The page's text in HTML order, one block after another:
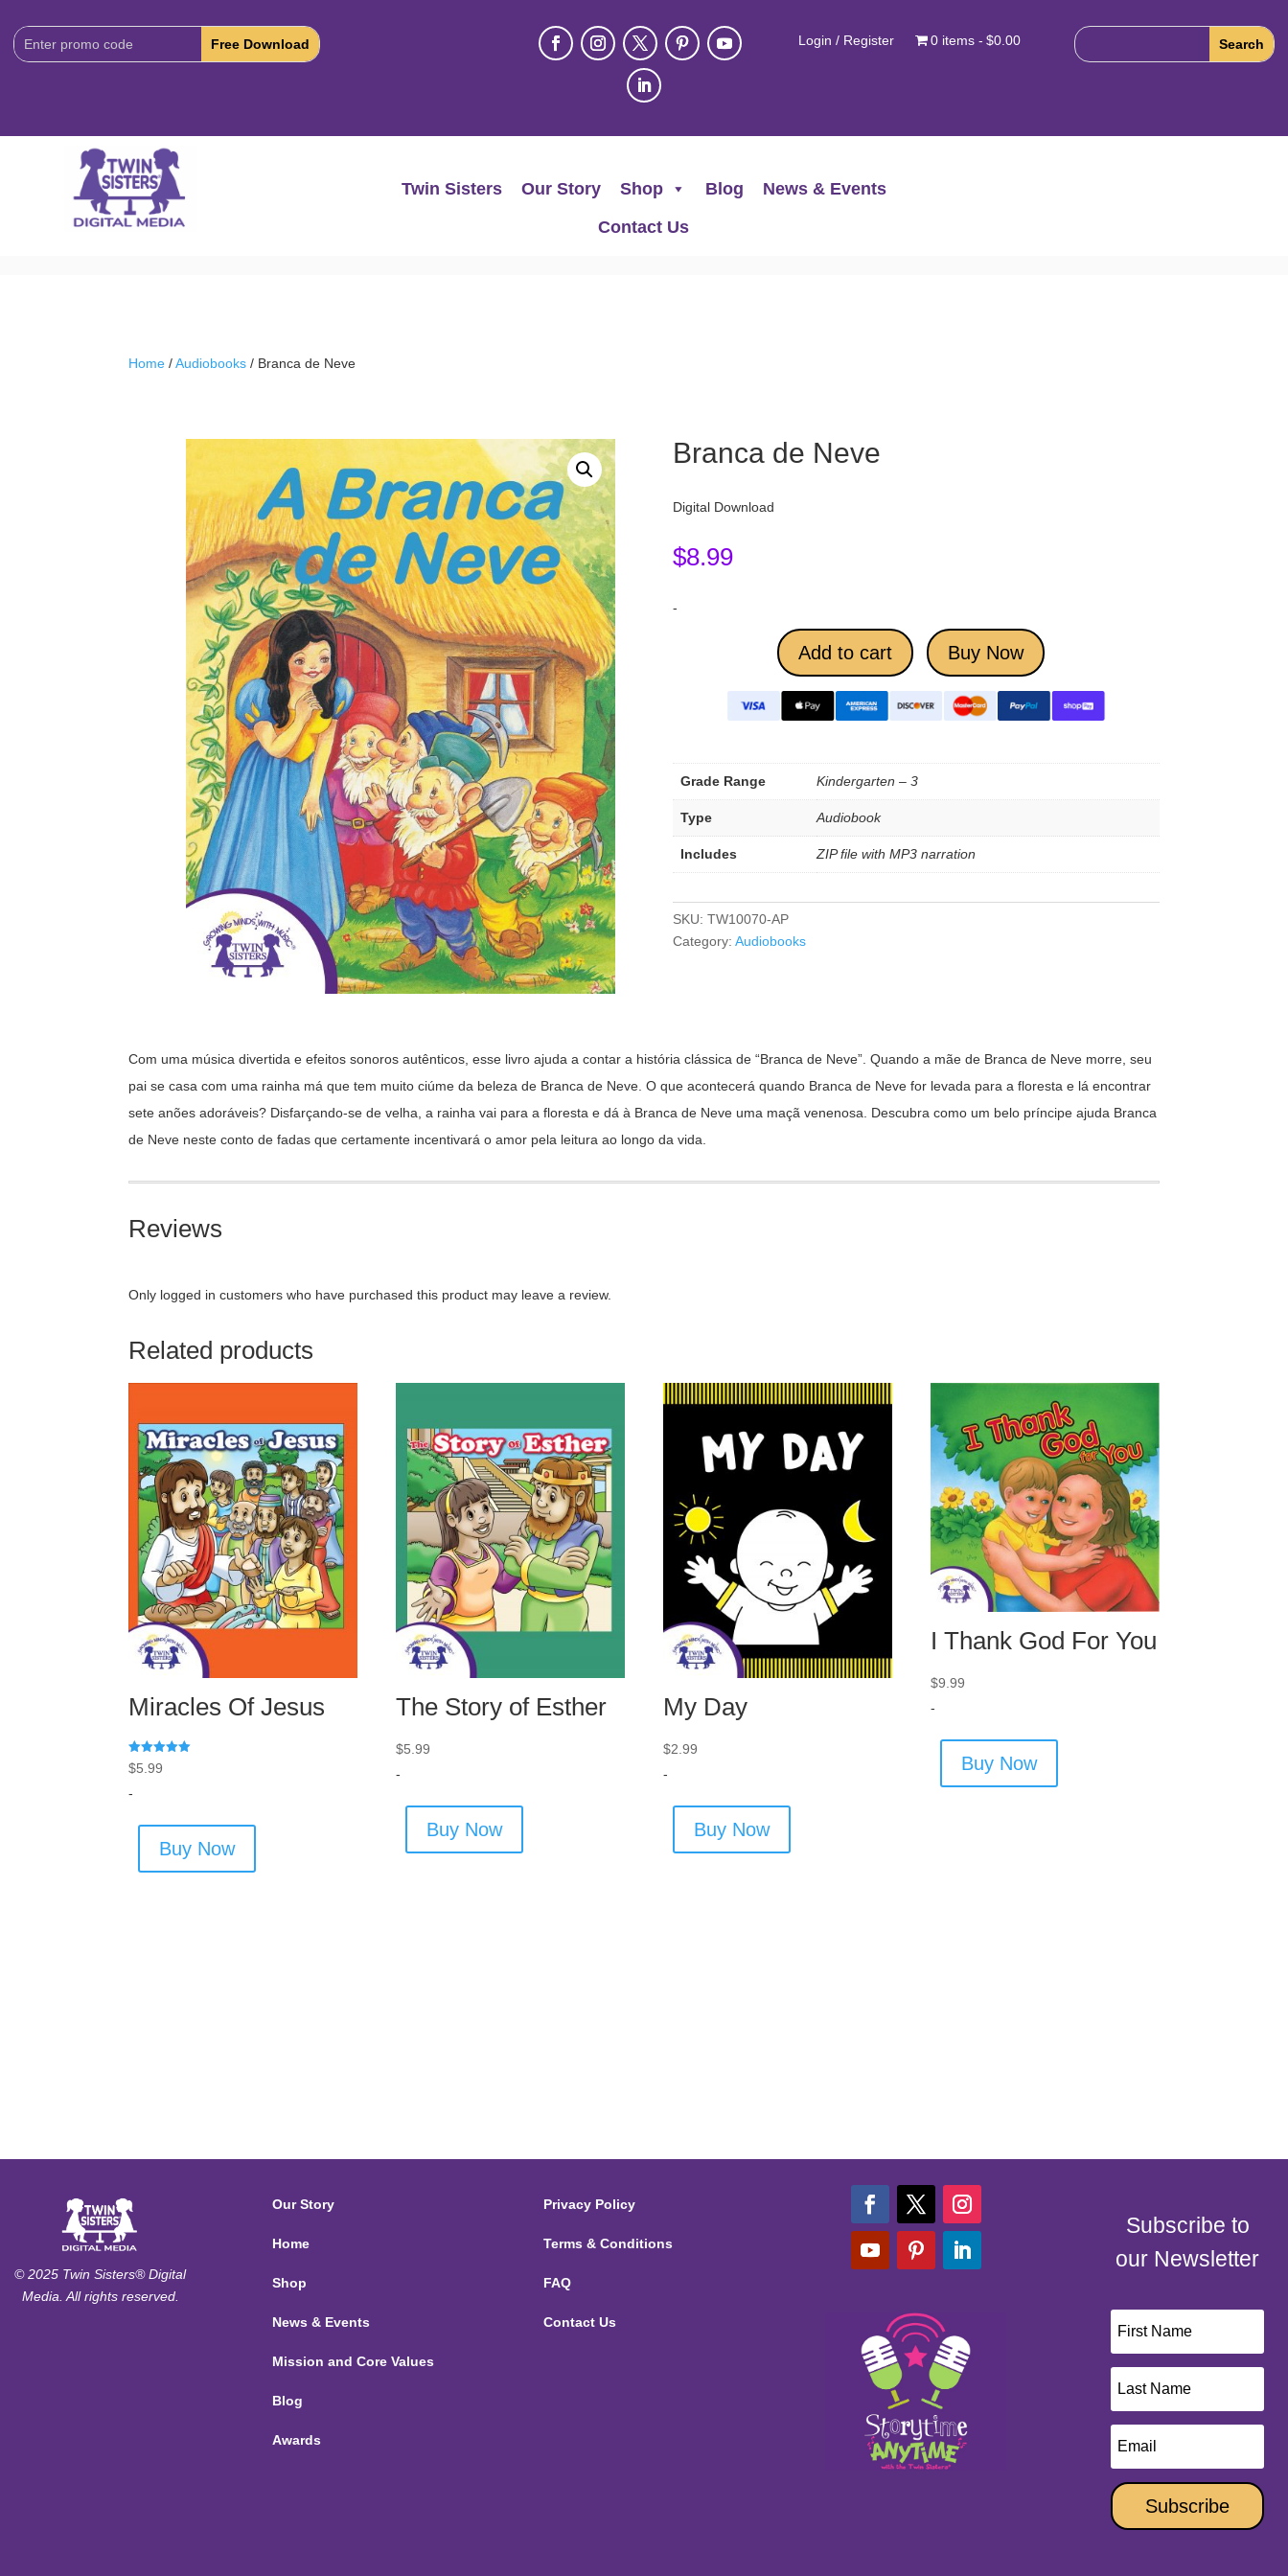
Download
Code:
Login / Register 0 items $0.00
Twin Sisters Our Story Shop Blog
News & Events
Contact Us
Home /Audiobooks / Branca de Neve
Branca de Neve
Digital Download
$8.99
-
Add to cart Buy Now
Grade Range Kindergarten – 3
Type Audiobook
Includes ZIP file with MP3 narration
SKU: TW10070-AP
Category: Audiobooks
Com uma música divertida e efeitos sonoros autênticos, esse livro ajuda a contar a história clássica de “Branca de Neve”. Quando a mãe de Branca de Neve morre, seu
pai se casa com uma rainha má que tem muito ciúme da beleza de Branca de Neve. O que acontecerá quando Branca de Neve for levada para a floresta e lá encontrar
sete anões adoráveis? Disfarçando-se de velha, a rainha vai para a floresta e dá à Branca de Neve uma maçã venenosa. Descubra como um belo príncipe ajuda Branca
de Neve neste conto de fadas que certamente incentivará o amor pela leitura ao longo da vida.
Reviews
Only logged in customers who have purchased this product may leave a review.
Related products
Miracles Of Jesus
Rated
5.00
$5.99
-
Buy Now
The Story of Esther
$5.99
-
Buy Now
My Day
$2.99
-
Buy Now
I Thank God For You
$9.99
-
Buy Now
© 2025 Twin Sisters® Digital
Media. All rights reserved.
Our Story
Home
Shop
News & Events
Mission and Core Values
Blog
Awards
Privacy Policy
Terms & Conditions
FAQ
Contact Us
Subscribe to
our Newsletter
Subscribe